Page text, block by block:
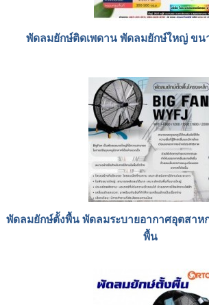
พัดลมยักษ์ติดเพดาน พัดลมยักษ์ใหญ่ ขนา
พัดลมยักษ์ตั้งพื้น พัดลมระบายอากาศอุตสาห
พื้น